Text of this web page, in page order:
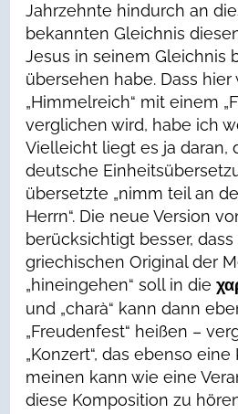
Jahrzehnte hindurch an
bekannten Gleichnis
Jesus in seinem Gleichnis
übersehen habe. Dass
„Himmelreich“ mit einem
verglichen wird, habe ich
Vielleicht liegt es ja daran,
deutsche
übersetzte „nimm teil an
Herrn“. Die neue Version
berücksichtigt besser,
griechischen Original der
„hineingehen“ soll in die
und „charà“ kann dann
„Freudenfest“ heißen –
„Konzert“, das ebenso
meinen kann wie eine
diese Komposition zu